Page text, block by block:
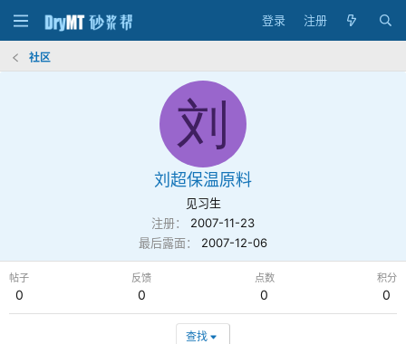
登录 注册
社区
刘
刘超保温原料
见习生
注册
2007-11-23
最后露面
2007-12-06
帖子
0
反馈
0
点数
0
积分
0
查找